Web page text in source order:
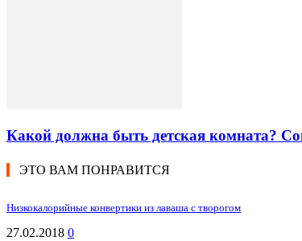
Какой должна быть детская комната?
ЭТО ВАМ ПОНРАВИТСЯ
Низкокалорийные конвертики из лаваша с творогом
27.02.2018 0